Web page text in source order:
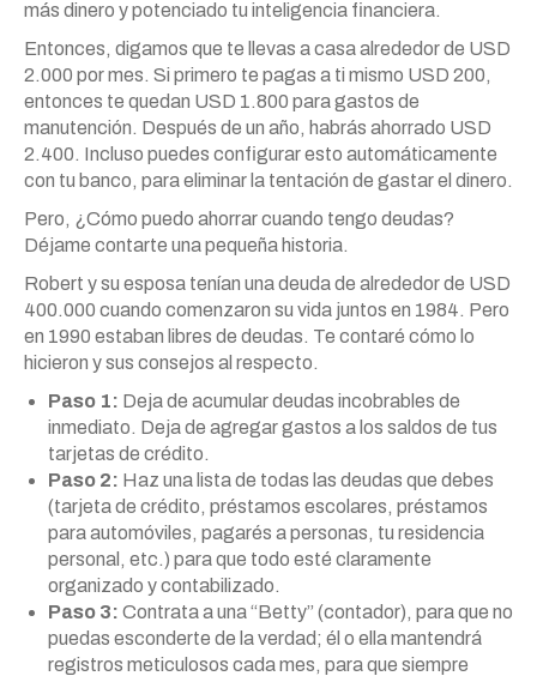
más dinero y potenciado tu inteligencia financiera.
Entonces, digamos que te llevas a casa alrededor de USD
2.000 por mes. Si primero te pagas a ti mismo USD 200,
entonces te quedan USD 1.800 para gastos de
manutención. Después de un año, habrás ahorrado USD
2.400. Incluso puedes configurar esto automáticamente
con tu banco, para eliminar la tentación de gastar el dinero.
Pero, ¿Cómo puedo ahorrar cuando tengo deudas?
Déjame contarte una pequeña historia.
Robert y su esposa tenían una deuda de alrededor de USD
400.000 cuando comenzaron su vida juntos en 1984. Pero
en 1990 estaban libres de deudas. Te contaré cómo lo
hicieron y sus consejos al respecto.
Paso 1: Deja de acumular deudas incobrables de
inmediato. Deja de agregar gastos a los saldos de tus
tarjetas de crédito.
Paso 2: Haz una lista de todas las deudas que debes
(tarjeta de crédito, préstamos escolares, préstamos
para automóviles, pagarés a personas, tu residencia
personal, etc.) para que todo esté claramente
organizado y contabilizado.
Paso 3: Contrata a una “Betty” (contador), para que no
puedas esconderte de la verdad; él o ella mantendrá
registros meticulosos cada mes, para que siempre